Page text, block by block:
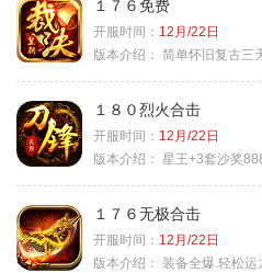
１７６免费
开服时间： 12月/22日
版本介绍： 简单怀旧复古三
１８０烈火合击
开服时间： 12月/22日
版本介绍： 星王+3套沙奖
１７６无极合击
开服时间： 12月/22日
版本介绍： 装备全爆.轻松运